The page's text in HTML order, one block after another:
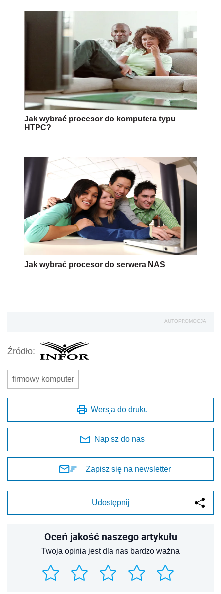
Jak wybrać procesor do komputera typu
HTPC?
Jak wybrać procesor do serwera NAS
AUTOPROMOCJA
Źródło:
firmowy komputer
Wersja do druku
Napisz do nas
Zapisz się na newsletter
Udostępnij
Oceń jakość naszego artykułu
Twoja opinia jest dla nas bardzo ważna